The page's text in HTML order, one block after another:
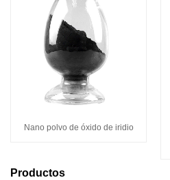
Nano polvo de óxido de iridio
Productos